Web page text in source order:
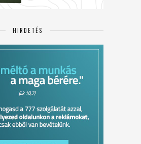
HIRDETÉS